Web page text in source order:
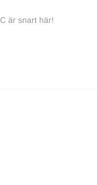
är snart här!